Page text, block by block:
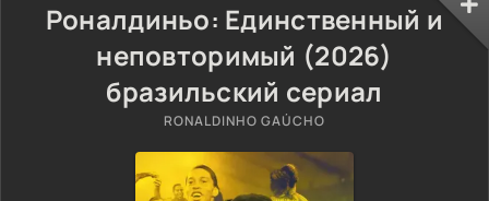
Роналдиньо: Единственный и
неповторимый (2026)
бразильский сериал
RONALDINHO GAÚCHO